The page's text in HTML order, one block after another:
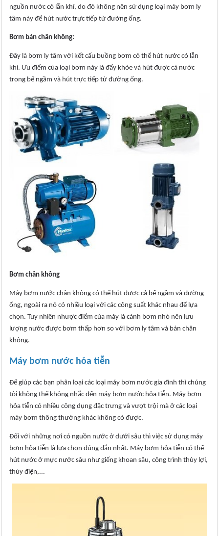
nguồn nước có lẫn khí, do đó không nên sử dụng loại máy bơm ly
tâm này để hút nước trực tiếp từ đường ống.
Bơm bán chân không:
Đây là bơm ly tâm với kết cấu buồng bơm có thể hút nước có lẫn
khí. Ưu điểm của loại bơm này là đẩy khỏe và hút được cả nước
trong bể ngầm và hút trực tiếp từ đường ống.
Bơm chân không
Máy bơm nước chân không có thể hút được cả bể ngầm và đường
ống, ngoài ra nó có nhiều loại với các công suất khác nhau để lựa
chọn. Tuy nhiên nhược điểm của máy là cánh bơm nhỏ nên lưu
lượng nước được bơm thấp hơn so với bơm ly tâm và bán chân
không.
Máy bơm nước hỏa tiễn
Để giúp các bạn phân loại các loại máy bơm nước gia đình thì chúng
tôi không thể không nhắc đến máy bơm nước hỏa tiễn. Máy bơm
hỏa tiễn có nhiều công dụng đặc trưng và vượt trội mà ở các loại
máy bơm thông thường khác không có được.
Đối với những nơi có nguồn nước ở dưới sâu thì việc sử dụng máy
bơm hỏa tiễn là lựa chọn đúng đắn nhất. Máy bơm hỏa tiễn có thể
hút nước ở mực nước sâu như giếng khoan sâu, công trình thủy lợi,
thủy điện,...